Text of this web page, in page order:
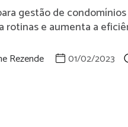
gestão de
rotinas e aumenta a
Rezende 01/02/2023